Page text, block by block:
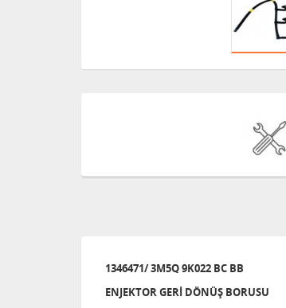
1346471/ 3M5Q 9K022 BC BB
ENJEKTOR GERİ DÖNÜŞ BORUSU